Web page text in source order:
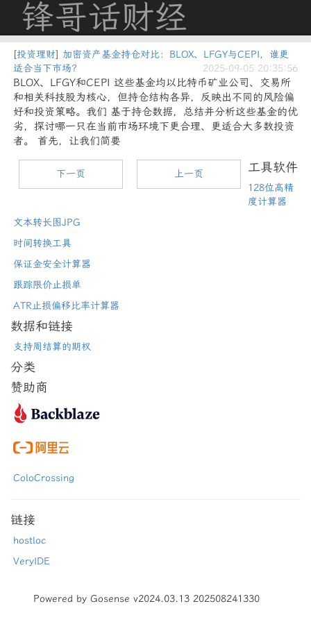
锋哥话财经
[投资理财] 加密资产基金持仓对比：BLOX、LFGY与CEPI，谁更
适合当下市场？
2025-09-05 20:35:56
BLOX、LFGY和CEPI 这些基金均以比特币矿业公司、交易所
和相关科技股为核心，但持仓结构各异，反映出不同的风险偏
好和投资策略。我们 基于持仓数据，总结并分析这些基金的优
劣，探讨哪一只在当前市场环境下更合理、更适合大多数投资
者。 首先，让我们简要
下一页 上一页 工具软件
128位高精
度计算器
文本转长图JPG
时间转换工具
保证金安全计算器
跟踪限价止损单
ATR止损偏移比率计算器
数据和链接
支持周结算的期权
分类
赞助商
ColoCrossing
链接
hostloc
VeryIDE
Powered by Gosense v2024.03.13 202508241330